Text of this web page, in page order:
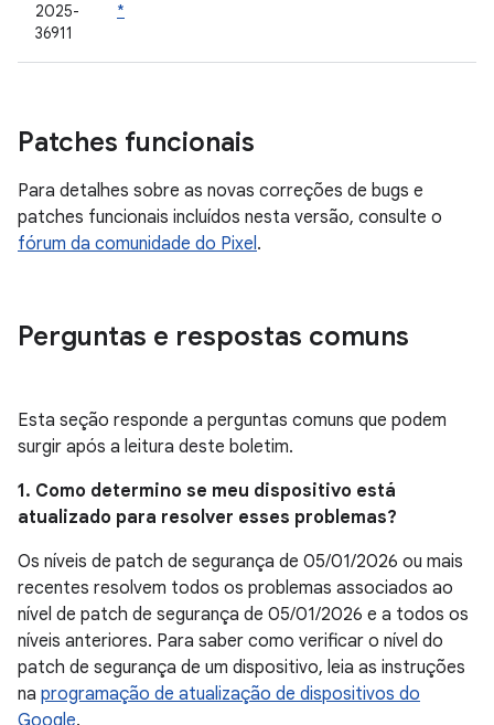
2025-
36911
*
Patches funcionais
Para detalhes sobre as novas correções de bugs e
patches funcionais incluídos nesta versão, consulte o
fórum da comunidade do Pixel.
Perguntas e respostas comuns
Esta seção responde a perguntas comuns que podem
surgir após a leitura deste boletim.
1. Como determino se meu dispositivo está
atualizado para resolver esses problemas?
Os níveis de patch de segurança de 05/01/2026 ou mais
recentes resolvem todos os problemas associados ao
nível de patch de segurança de 05/01/2026 e a todos os
níveis anteriores. Para saber como verificar o nível do
patch de segurança de um dispositivo, leia as instruções
na programação de atualização de dispositivos do
Google.